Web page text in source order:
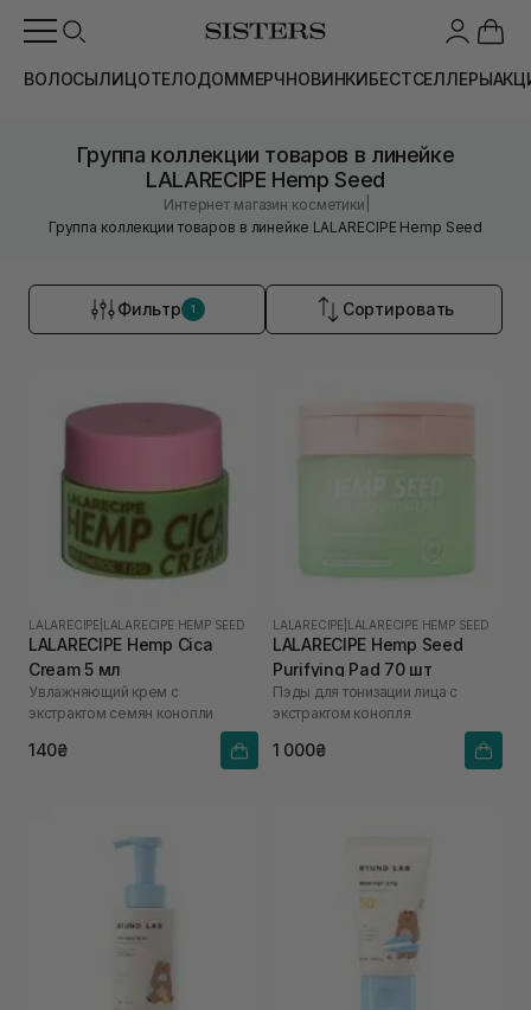
ВОЛОСЫЛИЦОТЕЛОДОММЕРЧНОВИНКИБЕСТСЕЛЛЕРЫ
Группа коллекции товаров в линейке
LALARECIPE Hemp Seed
Интернет магазин косметики
Группа коллекции товаров в линейке LALARECIPE Hemp Seed
Фильтр 1 Сортировать
LALARECIPE LALARECIPE HEMP SEED
LALARECIPE Hemp Cica
Cream 5 мл
Увлажняющий крем с
экстрактом семян конопли
140₴
LALARECIPE LALARECIPE HEMP SEED
LALARECIPE Hemp Seed
Purifying Pad 70 шт
Пэды для тонизации лица с
экстрактом конопля
1 000₴